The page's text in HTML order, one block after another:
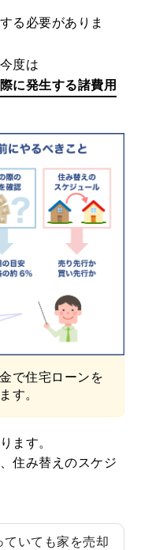
る必要がありま
度は
に発生する諸費用
で住宅ローンを
す。
ます。
住み替えのスケジ
いても家を売却